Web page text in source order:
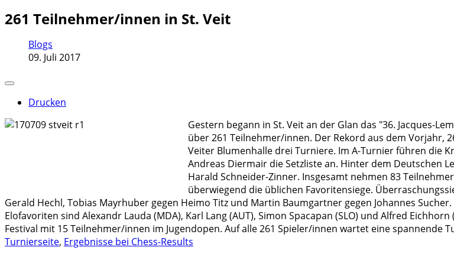
261 Teilnehmer/innen in St. Veit
Blogs
09. Juli 2017
Drucken
Gestern begann in St. Veit an der Glan das "36. Jacques-
über 261 Teilnehmer/innen. Der Rekord aus dem Vorjahr,
Veiter Blumenhalle drei Turniere. Im A-Turnier führen die
Andreas Diermair die Setzliste an. Hinter dem Deutschen
Harald Schneider-Zinner. Insgesamt nehmen 83
überwiegend die üblichen Favoritensiege.
Gerald Hechl, Tobias Mayrhuber gegen Heimo Titz und Martin Baumgartner gegen Johannes
Elofavoriten sind Alexandr Lauda (MDA), Karl Lang (AUT), Simon Spacapan (SLO) und Alfred
Festival mit 15 Teilnehmer/innen im Jugendopen. Auf alle 261 Spieler/innen wartet eine spannende
Turnierseite, Ergebnisse bei Chess-Results